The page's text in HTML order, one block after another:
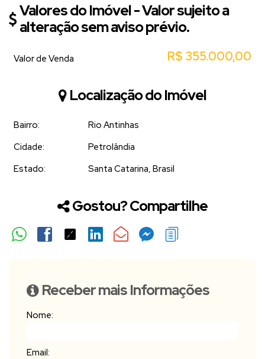
Valores do Imóvel - Valor sujeito a
alteração sem aviso prévio.
R$ 355.000,00
Valor de Venda
Localização do Imóvel
Bairro:
Rio Antinhas
Cidade:
Petrolândia
Estado:
Santa Catarina, Brasil
Gostou? Compartilhe
Receber mais Informações
Nome:
Email: